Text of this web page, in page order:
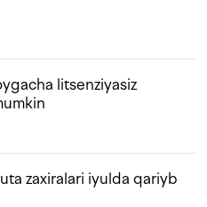
litsenziyasiz
zaxiralari iyulda qariyb